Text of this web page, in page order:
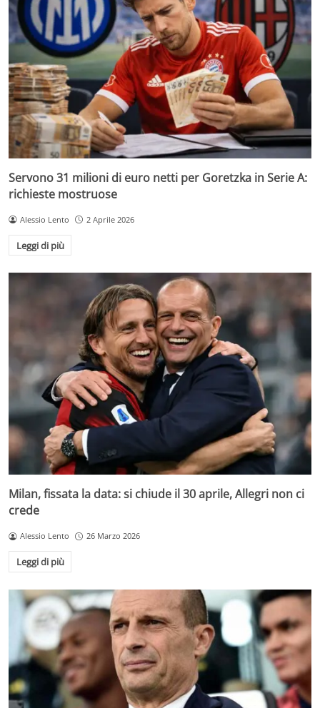
Servono 31 milioni di euro netti per Goretzka in Serie A:
richieste mostruose
Alessio Lento 2 Aprile 2026
Leggi di più
Milan, fissata la data: si chiude il 30 aprile, Allegri non ci
crede
Alessio Lento 26 Marzo 2026
Leggi di più